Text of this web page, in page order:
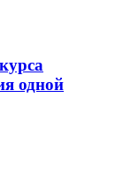
одной